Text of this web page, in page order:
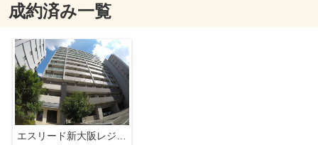
成約済み一覧